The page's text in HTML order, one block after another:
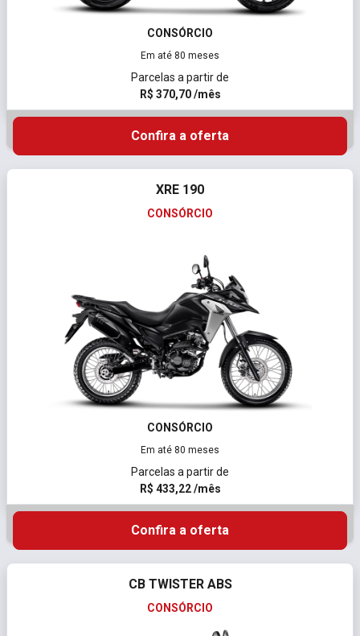
CONSÓRCIO
Em até 80 meses
Parcelas a partir de
R$ 370,70 /mês
Confira a oferta
XRE 190
CONSÓRCIO
CONSÓRCIO
Em até 80 meses
Parcelas a partir de
R$ 433,22 /mês
Confira a oferta
CB TWISTER ABS
CONSÓRCIO